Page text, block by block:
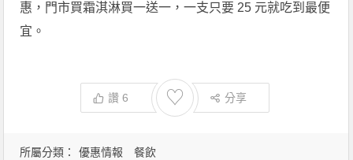
惠，門市買霜淇淋買一送一，一支只要 25 元就吃到最便
宜。
讚6 ♡ 分享
所屬分類： 優惠情報 餐飲